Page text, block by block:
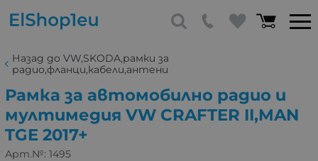
Назад до VW,SKODA,рамки за
радио,фланци,кабели,антени
Рамка за автомобилно радио и
мултимедия VW CRAFTER II,MAN
TGE 2017+
Арт.№: 1495